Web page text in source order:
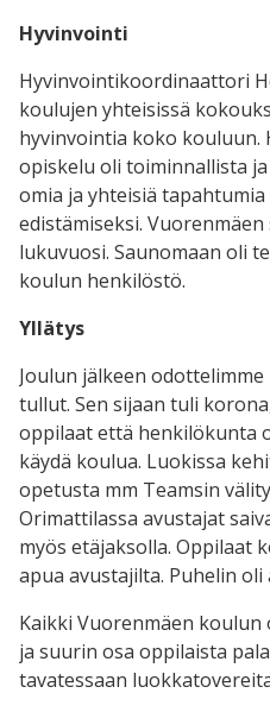
Hyvinvointi
Hyvinvointikoordinaattori
koulujen yhteisissä
hyvinvointia koko kouluun.
opiskelu oli toiminnallista
omia ja yhteisiä
edistämiseksi.
lukuvuosi. Saunomaan oli
koulun henkilöstö.
Yllätys
Joulun jälkeen
tullut. Sen sijaan tuli
oppilaat että henkilökunta
käydä koulua. Luokissa
opetusta mm Teamsin
Orimattilassa avustajat
myös etäjaksolla. Oppilaat
apua avustajilta. Puhelin oli
Kaikki Vuorenmäen
ja suurin osa oppilaista
tavatessaan